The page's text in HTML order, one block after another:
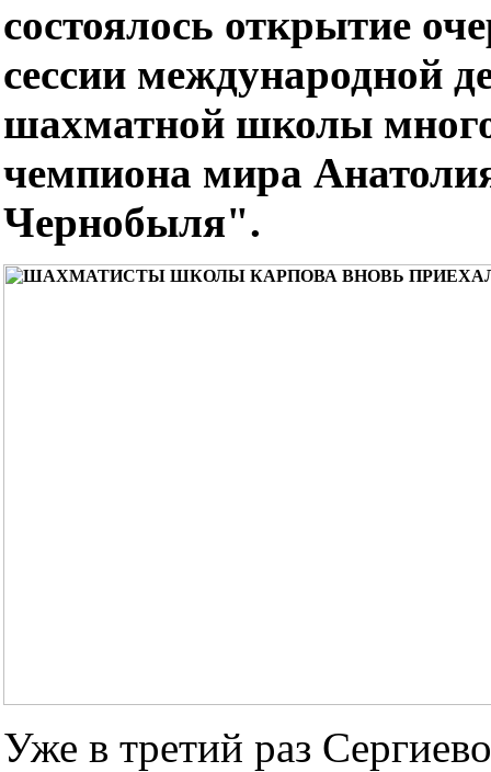
состоялось открытие
сессии международной
шахматной школы
чемпиона мира
Чернобыля".
Уже в третий раз